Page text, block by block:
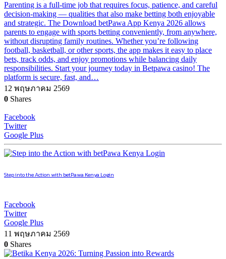
Parenting is a full-time job that requires focus, patience, and careful
decision-making — qualities that also make betting both enjoyable
and strategic. The Download betPawa App Kenya 2026 allows
parents to engage with sports betting conveniently, from anywhere,
without disrupting family routines. Whether you’re following
football, basketball, or other sports, the app makes it easy to place
bets, track odds, and enjoy promotions while balancing daily
responsibilities. Start your journey today in Betpawa casino! The
platform is secure, fast, and…
12 พฤษภาคม 2569
0 Shares
Facebook
Twitter
Google Plus
Step into the Action with betPawa Kenya Login
Facebook
Twitter
Google Plus
11 พฤษภาคม 2569
0 Shares